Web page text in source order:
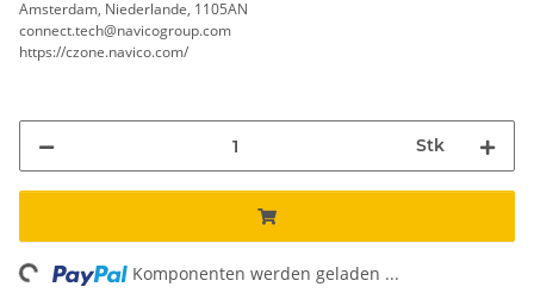
Amsterdam, Niederlande, 1105AN
connect.tech@navicogroup.com
https://czone.navico.com/
Stk
Komponenten werden geladen ...